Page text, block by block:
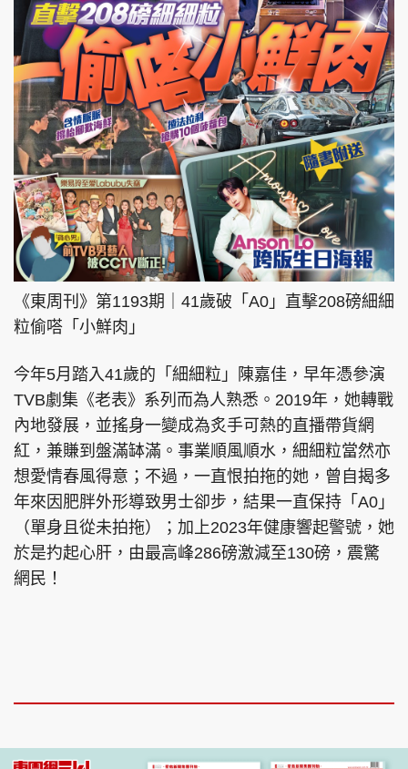
《東周刊》第1193期｜41歲破「A0」直擊208磅細細
粒偷嗒「小鮮肉」
今年5月踏入41歲的「細細粒」陳嘉佳，早年憑參演
TVB劇集《老表》系列而為人熟悉。2019年，她轉戰
內地發展，並搖身一變成為炙手可熱的直播帶貨網
紅，兼賺到盤滿缽滿。事業順風順水，細細粒當然亦
想愛情春風得意；不過，一直恨拍拖的她，曾自揭多
年來因肥胖外形導致男士卻步，結果一直保持「A0」
（單身且從未拍拖）；加上2023年健康響起警號，她
於是扚起心肝，由最高峰286磅激減至130磅，震驚
網民！